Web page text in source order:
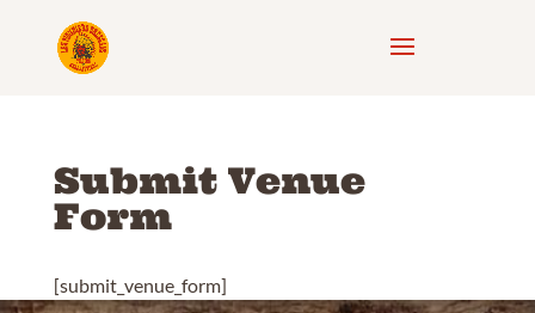
Submit Venue
Form
[submit_venue_form]